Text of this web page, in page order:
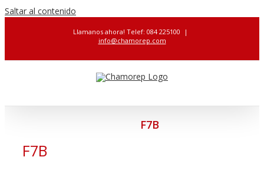
Saltar al contenido
Llamanos ahora! Telef: 084 225100
|
info@chamorep.com
F7B
F7B